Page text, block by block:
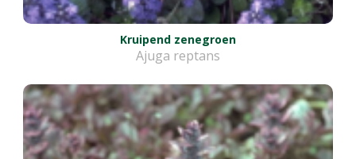
Kruipend zenegroen
Ajuga reptans